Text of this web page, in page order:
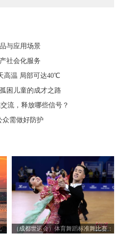
与应用场景
社会化服务
高温 局部可达40℃
困儿童的成才之路
流，释放哪些信号？
众需做好防护
（成都世运会）体育舞蹈标准舞比赛：